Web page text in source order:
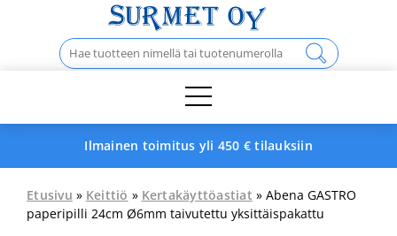
Haku:
Ilmainen toimitus yli 450 € tilauksiin
Etusivu » Keittiö » Kertakäyttöastiat » Abena GASTRO
paperipilli 24cm Ø6mm taivutettu yksittäispakattu